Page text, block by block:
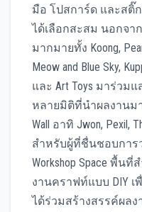
มือ โปสการ์ด และสติ๊
ได้เลือกสะสม นอกจา
มากมายทั้ง Koong,
Meow and Blue Sky,
และ Art Toys มาร่วม
หลายมิติที่นำผลงานม
Wall อาทิ Jwon, Pexil,
สำหรับผู้ที่ชื่นชอบกา
Workshop Space พื้น
งานคราฟท์แบบ DIY เ
ได้ร่วมสร้างสรรค์ผลง